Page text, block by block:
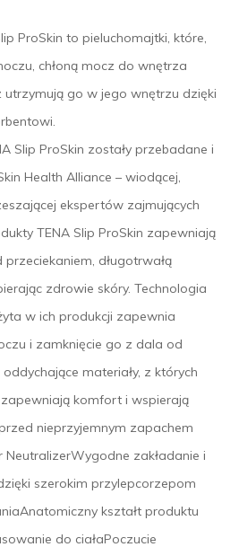
ProSkin to pieluchomajtki, które,
chłoną mocz do wnętrza
utrzymują go w jego wnętrzu dzięki
ProSkin zostały przebadane i
Health Alliance – wiodącej,
ekspertów zajmujących
TENA Slip ProSkin zapewniają
długotrwałą
zdrowie skóry. Technologia
w ich produkcji zapewnia
i zamknięcie go z dala od
oddychające materiały, z których
komfort i wspierają
nieprzyjemnym zapachem
zakładanie i
szerokim przylepcorzepom
kształt produktu
do ciałaPoczucie